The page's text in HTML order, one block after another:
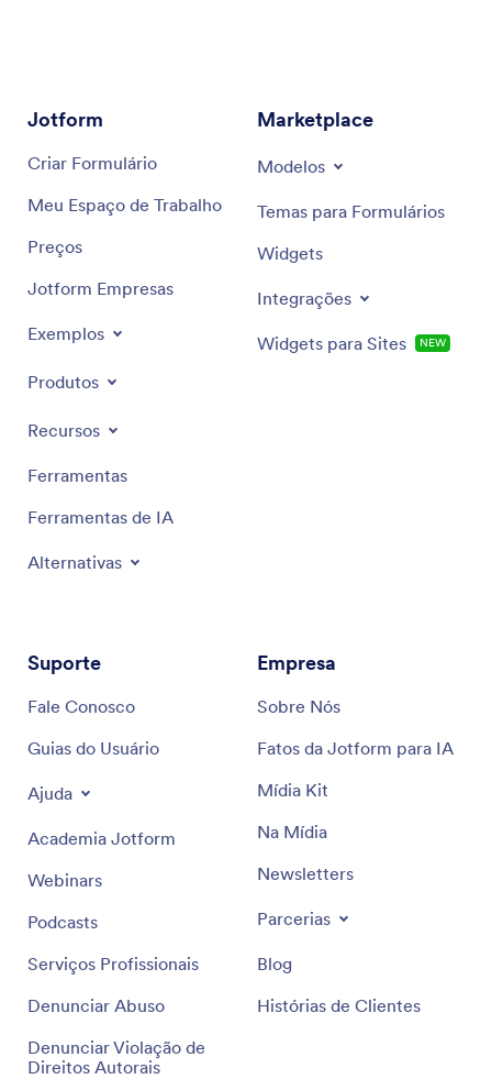
Jotform
Criar Formulário
Meu Espaço de Trabalho
Preços
Jotform Empresas
Exemplos
Produtos
Recursos
Ferramentas
Ferramentas de IA
Alternativas
Marketplace
Modelos
Temas para Formulários
Widgets
Integrações
Widgets para Sites NEW
Suporte
Fale Conosco
Guias do Usuário
Ajuda
Academia Jotform
Webinars
Podcasts
Serviços Profissionais
Denunciar Abuso
Denunciar Violação de
Direitos Autorais
Empresa
Sobre Nós
Fatos da Jotform para IA
Mídia Kit
Na Mídia
Newsletters
Parcerias
Blog
Histórias de Clientes